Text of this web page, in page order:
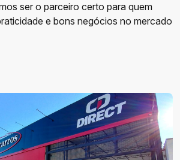
ser o parceiro certo para quem
e bons negócios no mercado